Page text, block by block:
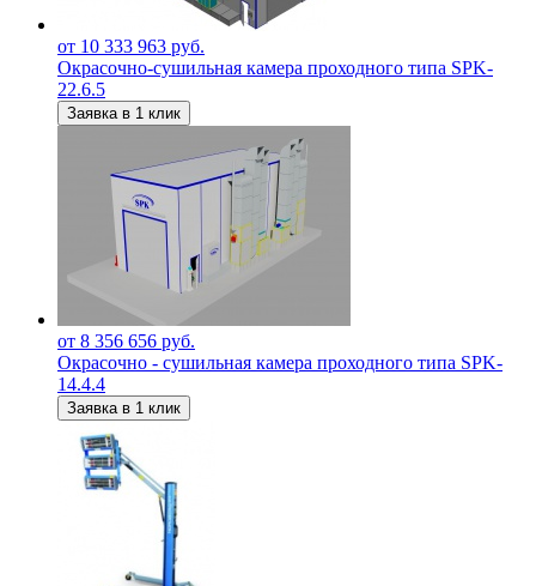
от 10 333 963 руб.
Окрасочно-сушильная камера проходного типа SPK-
22.6.5
Заявка в 1 клик
от 8 356 656 руб.
Окрасочно - сушильная камера проходного типа SPK-
14.4.4
Заявка в 1 клик